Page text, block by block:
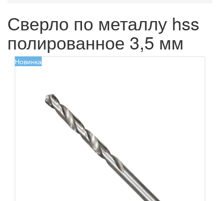
Сверло по металлу hss
полированное 3,5 мм
Новинка